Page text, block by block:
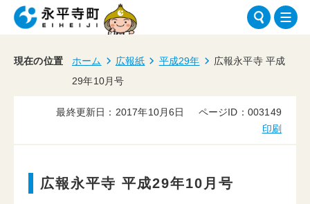
現在の位置 ホーム 広報紙 平成29年
広報永平寺 平成
29年10月号
最終更新日：2017年10月6日
ページID：003149
印刷
広報永平寺 平成29年10月号